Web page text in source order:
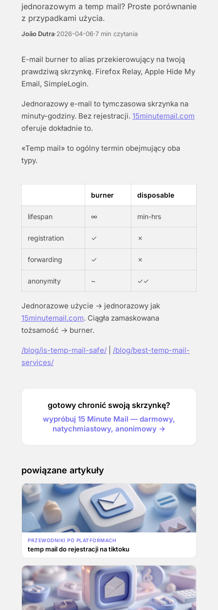
jednorazowym a temp mail? Proste porównanie
z przypadkami użycia.
João Dutra·2026-04-06·7 min czytania
E-mail burner to alias przekierowujący na twoją
prawdziwą skrzynkę. Firefox Relay, Apple Hide My
Email, SimpleLogin.
Jednorazowy e-mail to tymczasowa skrzynka na
minuty-godziny. Bez rejestracji. 15minutemail.com
oferuje dokładnie to.
«Temp mail» to ogólny termin obejmujący oba
typy.
burner disposable
lifespan ∞ min-hrs
registration ✓ ✗
forwarding ✓ ✗
anonymity ~ ✓✓
Jednorazowe użycie → jednorazowy jak
15minutemail.com. Ciągła zamaskowana
tożsamość → burner.
/blog/is-temp-mail-safe/
/blog/best-temp-mail-
services/
gotowy chronić swoją skrzynkę?
wypróbuj 15 Minute Mail — darmowy,
natychmiastowy, anonimowy →
powiązane artykuły
PRZEWODNIKI PO PLATFORMACH
temp mail do rejestracji na tiktoku